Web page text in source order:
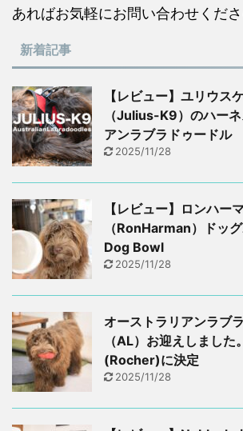
あればお気軽にお問い合わせくだ
新着記事
【レビュー】ユリウス
（Julius-K9）のハー
アンラブラドゥードル
2025/11/28
【レビュー】ロンハー
（RonHarman）ドッ
Dog Bowl
2025/11/28
オーストラリアンラブ
（AL）お迎えしました
(Rocher)に決定
2025/11/28